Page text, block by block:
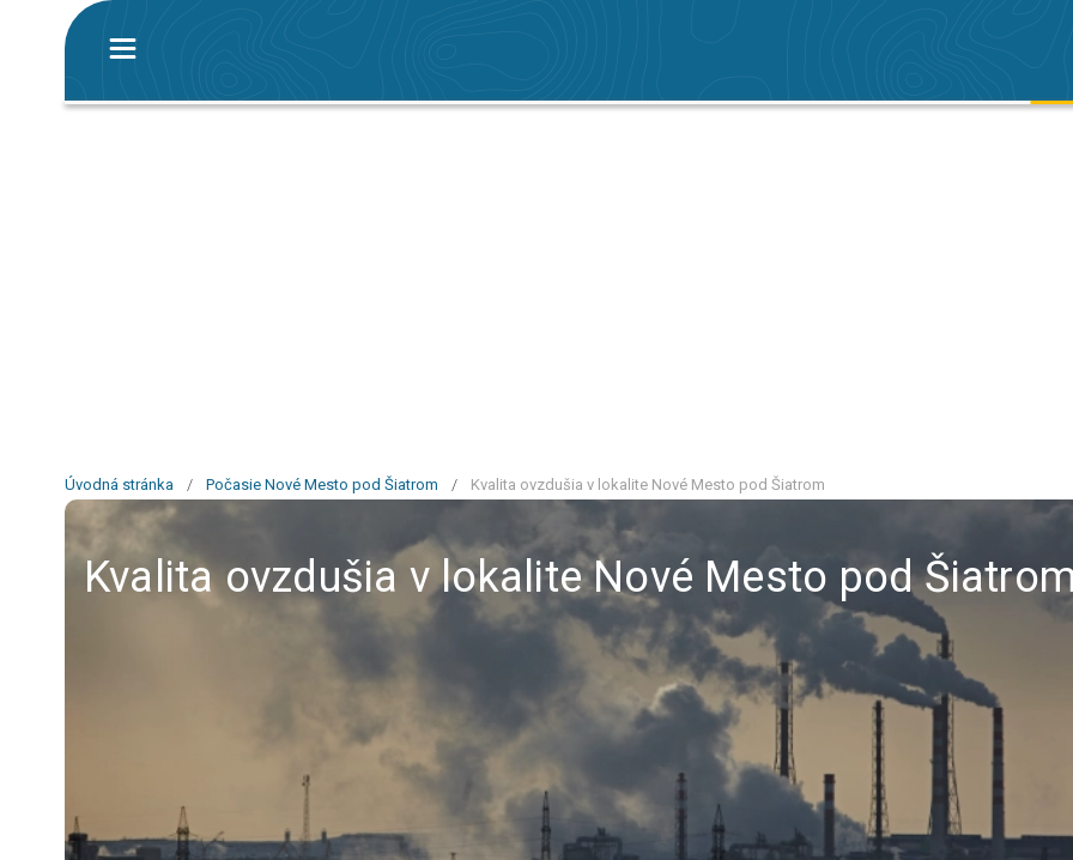
Úvodná stránka / Počasie Nové Mesto pod Šiatrom / Kvalita ovzdušia v lokalite Nové Mesto pod Šiatrom
Kvalita ovzdušia v lokalite Nové Mesto pod